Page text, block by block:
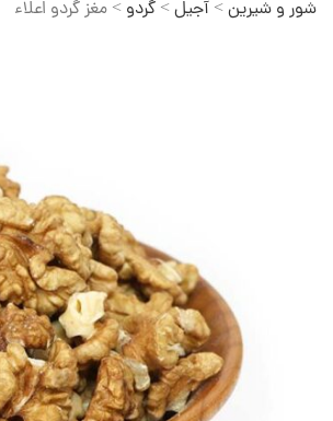
شور و شیرین> آجیل> گردو > مغز گردو اعلاء